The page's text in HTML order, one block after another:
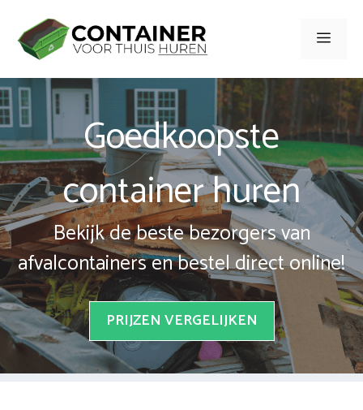
naar
inhoud
Menu
Goedkoopste
container huren
Bekijk de beste bezorgers van
afvalcontainers en bestel direct online!
PRIJZEN VERGELIJKEN